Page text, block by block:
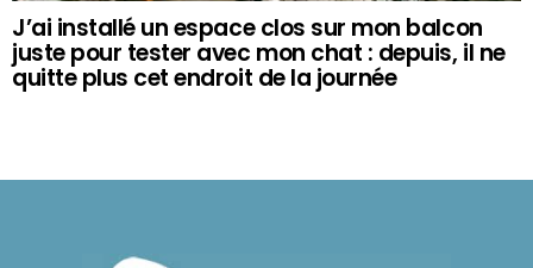
J’ai installé un espace clos sur mon balcon
juste pour tester avec mon chat : depuis, il ne
quitte plus cet endroit de la journée